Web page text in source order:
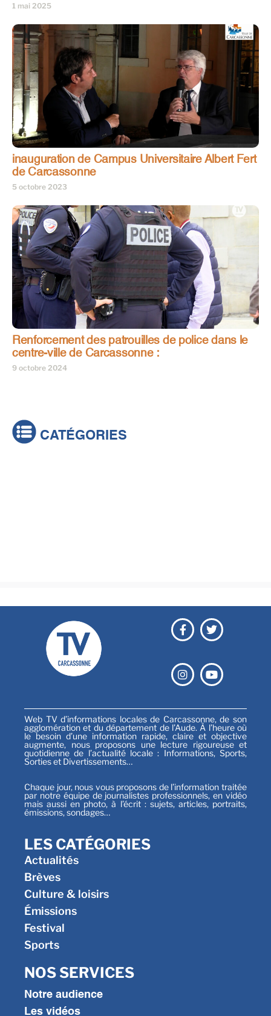
1 mai 2025
inauguration de Campus Universitaire Albert Fert
de Carcassonne
5 octobre 2023
Renforcement des patrouilles de police dans le
centre-ville de Carcassonne :
9 octobre 2024
CATÉGORIES
Web TV d’informations locales de Carcassonne, de son
agglomération et du département de l’Aude. À l’heure où
le besoin d’une information rapide, claire et objective
augmente, nous proposons une lecture rigoureuse et
quotidienne de l’actualité locale : Informations, Sports,
Sorties et Divertissements…
Chaque jour, nous vous proposons de l’information traitée
par notre équipe de journalistes professionnels, en vidéo
mais aussi en photo, à l’écrit : sujets, articles, portraits,
émissions, sondages…
LES CATÉGORIES
Actualités
Brèves
Culture & loisirs
Émissions
Festival
Sports
NOS SERVICES
Notre audience
Les vidéos